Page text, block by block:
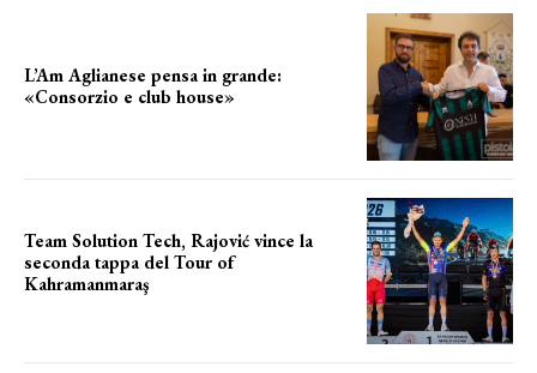
L’Am Aglianese pensa in grande:
«Consorzio e club house»
Team Solution Tech, Rajović vince la
seconda tappa del Tour of
Kahramanmaraş